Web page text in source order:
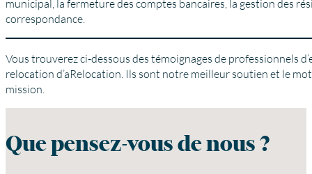
municipal, la fermeture des comptes bancaires, la gestion des
correspondance.
Vous trouverez ci-dessous des témoignages de professionnels
relocation d’aRelocation. Ils sont notre meilleur soutien et le
mission.
Que pensez-vous de nous ?